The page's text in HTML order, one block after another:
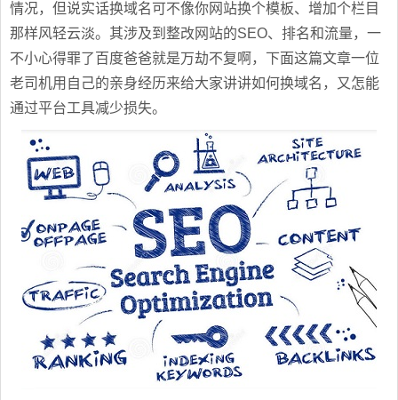
情况，但说实话换域名可不像你网站换个模板、增加个栏目
那样风轻云淡。其涉及到整改网站的SEO、排名和流量，一
不小心得罪了百度爸爸就是万劫不复啊，下面这篇文章一位
老司机用自己的亲身经历来给大家讲讲如何换域名，又怎能
通过平台工具减少损失。